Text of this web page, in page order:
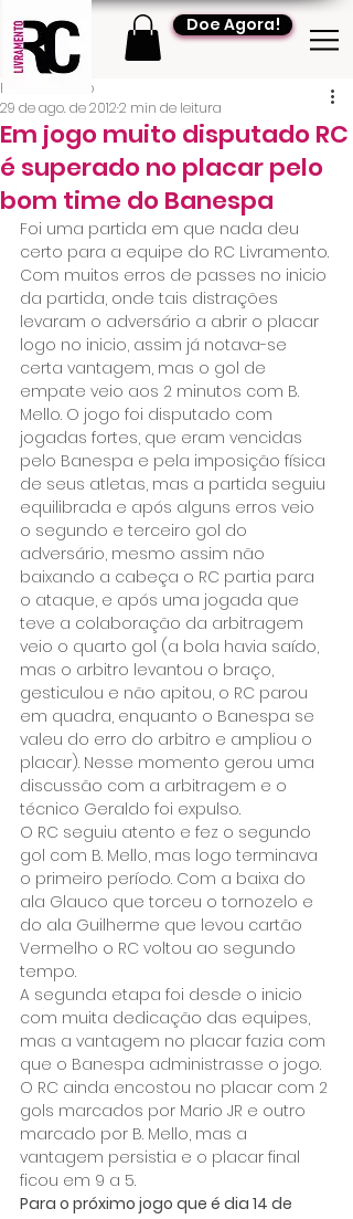
Doe Agora!
Em jogo muito disputado RC
é superado no placar pelo
bom time do Banespa
RC Livramento
29 de ago. de 20122 min de leitura
Foi uma partida em que nada deu
certo para a equipe do RC Livramento.
Com muitos erros de passes no inicio
da partida, onde tais distrações
levaram o adversário a abrir o placar
logo no inicio, assim já notava-se
certa vantagem, mas o gol de
empate veio aos 2 minutos com B.
Mello. O jogo foi disputado com
jogadas fortes, que eram vencidas
pelo Banespa e pela imposição física
de seus atletas, mas a partida seguiu
equilibrada e após alguns erros veio
o segundo e terceiro gol do
adversário, mesmo assim não
baixando a cabeça o RC partia para
o ataque, e após uma jogada que
teve a colaboração da arbitragem
veio o quarto gol (a bola havia saído,
mas o arbitro levantou o braço,
gesticulou e não apitou, o RC parou
em quadra, enquanto o Banespa se
valeu do erro do arbitro e ampliou o
placar). Nesse momento gerou uma
discussão com a arbitragem e o
técnico Geraldo foi expulso.
O RC seguiu atento e fez o segundo
gol com B. Mello, mas logo terminava
o primeiro período. Com a baixa do
ala Glauco que torceu o tornozelo e
do ala Guilherme que levou cartão
Vermelho o RC voltou ao segundo
tempo.
A segunda etapa foi desde o inicio
com muita dedicação das equipes,
mas a vantagem no placar fazia com
que o Banespa administrasse o jogo.
O RC ainda encostou no placar com 2
gols marcados por Mario JR e outro
marcado por B. Mello, mas a
vantagem persistia e o placar final
ficou em 9 a 5.
Para o próximo jogo que é dia 14 de